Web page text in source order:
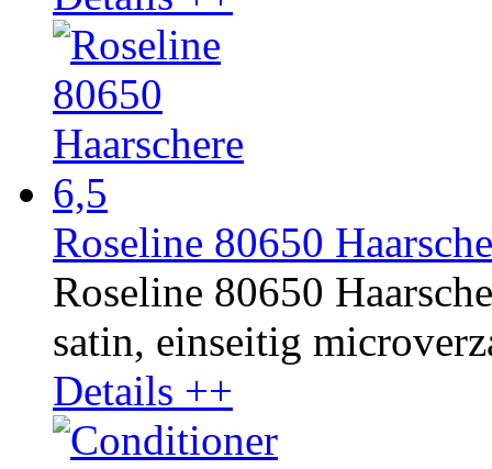
Roseline 80650
Roseline 80650
satin, einseitig
Details ++